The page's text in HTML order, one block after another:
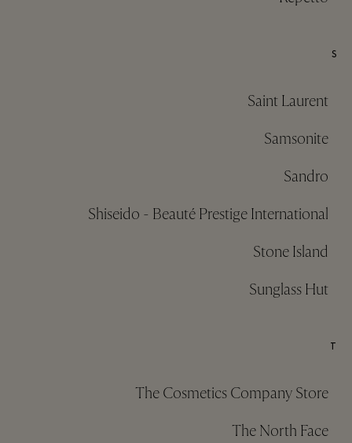
S
Saint Laurent
Samsonite
Sandro
Shiseido - Beauté Prestige International
Stone Island
Sunglass Hut
The Cosmetics Company Store
The North Face